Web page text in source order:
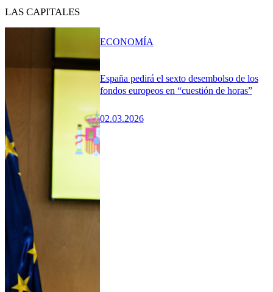
LAS CAPITALES
España pedirá el sexto desembolso de los
fondos europeos en “cuestión de horas”
02.03.2026
ECONOMÍA